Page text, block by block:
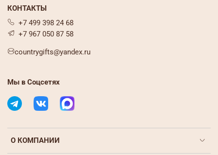
О КОМПАНИИ
КОНТАКТЫ
+7 499 398 24 68
+7 967 050 87 58
countrygifts@yandex.ru
Мы в Соцсетях